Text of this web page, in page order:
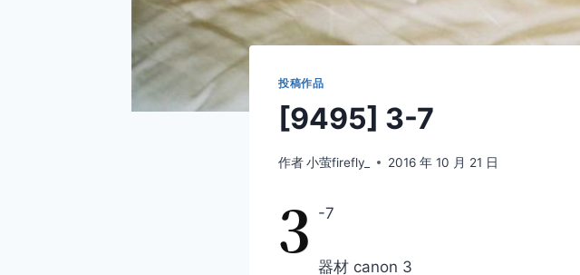
投稿作品
[9495] 3-7
作者小萤firefly_ 2016 年 10 月 21 日
3 -7
器材 canon 3